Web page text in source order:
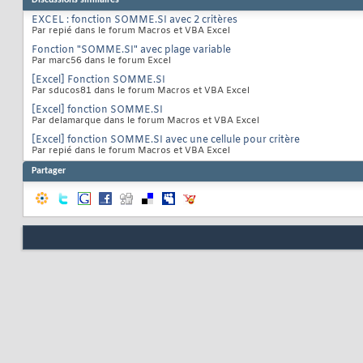
EXCEL : fonction SOMME.SI avec 2 critères
Par repié dans le forum Macros et VBA Excel
Fonction "SOMME.SI" avec plage variable
Par marc56 dans le forum Excel
[Excel] Fonction SOMME.SI
Par sducos81 dans le forum Macros et VBA Excel
[Excel] fonction SOMME.SI
Par delamarque dans le forum Macros et VBA Excel
[Excel] fonction SOMME.SI avec une cellule pour critère
Par repié dans le forum Macros et VBA Excel
Partager